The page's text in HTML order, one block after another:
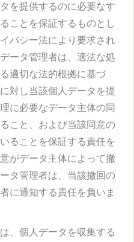
を提供するのに必要なす
ことを保証するものとし
バシー法により要求され
ータ管理者は、適法な処
適切な法的根拠に基づ
対し当該個人データを提
に必要なデータ主体の同
こと、および当該同意の
ることを保証する責任を
がデータ主体によって撤
タ管理者は、当該撤回の
に通知する責任を負いま
、個人データを収集する